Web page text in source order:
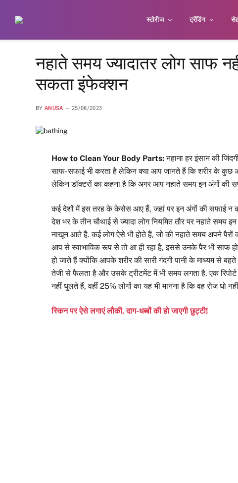
स्टोरीज ट्रेंडिंग
नहाते समय ज्यादातर लोग साफ
सकता इंफेक्शन
BY ANUSA 25/08/2023
How to Clean Your Body Parts:नहाना हर इंसान की
साफ-सफाई भी करता है लेकिन क्या आप जानते हैं कि शरीर के कुछ
लेकिन डॉक्टरों का कहना है कि अगर आप नहाते समय इन अंगों
कई देशों में इस तरह के केसेस आए हैं, जहां पर इन अंगों की सफाई
देश भर के तीन चौथाई से ज्यादा लोग नियमित तौर पर नहाते समय
नाखून आते हैं. कई लोग ऐसे भी होते हैं, जो की नहाते समय अपने पैरों
आप से स्वाभाविक रूप से तो आ ही रहा है, इससे उनके पैर भी साफ
हो जाते हैं क्योंकि आपके शरीर की सारी गंदगी पानी के माध्यम से
तेजी से फैलता है और उसके ट्रीटमेंट में भी समय लगता है. एक
नहीं धुलते हैं, वहीं 25% लोगों का यह भी मानना है कि वह रोज धो
स्किन पर ऐसे लगाएं लौकी, दाग-धब्बों की हो जाएगी छुट्टी!